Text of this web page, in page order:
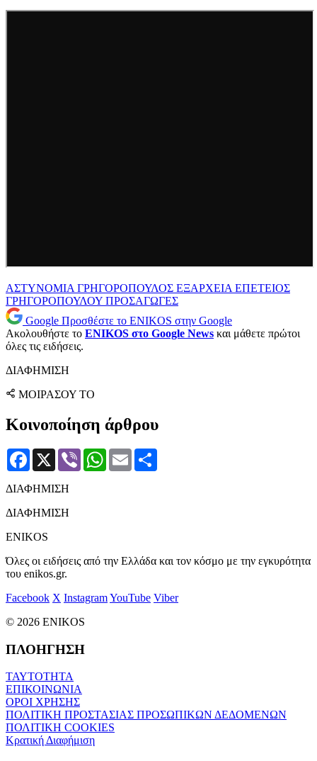
ΑΣΤΥΝΟΜΙΑ ΓΡΗΓΟΡΟΠΟΥΛΟΣ ΕΞΑΡΧΕΙΑ ΕΠΕΤΕΙΟΣ
ΓΡΗΓΟΡΟΠΟΥΛΟΥ ΠΡΟΣΑΓΩΓΕΣ
Google Προσθέστε το ENIKOS στην Google
Ακολουθήστε το ENIKOS στο Google News και μάθετε πρώτοι
όλες τις ειδήσεις.
ΔΙΑΦΗΜΙΣΗ
ΜΟΙΡΑΣΟΥ ΤΟ
Κοινοποίηση άρθρου
Facebook
X Viber WhatsApp
Email
ΔΙΑΦΗΜΙΣΗ
ΔΙΑΦΗΜΙΣΗ
ENIKOS
Όλες οι ειδήσεις από την Ελλάδα και τον κόσμο με την εγκυρότητα
του enikos.gr.
Facebook X InstagramYouTube Viber
© 2026 ENIKOS
ΠΛΟΗΓΗΣΗ
ΤΑΥΤΟΤΗΤΑ
ΕΠΙΚΟΙΝΩΝΙΑ
ΟΡΟΙ ΧΡΗΣΗΣ
ΠΟΛΙΤΙΚΗ ΠΡΟΣΤΑΣΙΑΣ ΠΡΟΣΩΠΙΚΩΝ ΔΕΔΟΜΕΝΩΝ
ΠΟΛΙΤΙΚΗ COOKIES
Κρατική Διαφήμιση